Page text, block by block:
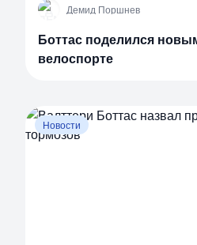
Д Демид Поршнев
Боттас поделился
велоспорте
Новости